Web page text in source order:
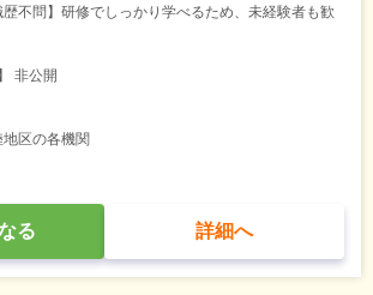
歴不問】研修でしっかり学べるため、未経験者も歓
非公開
区の各機関
る 詳細へ